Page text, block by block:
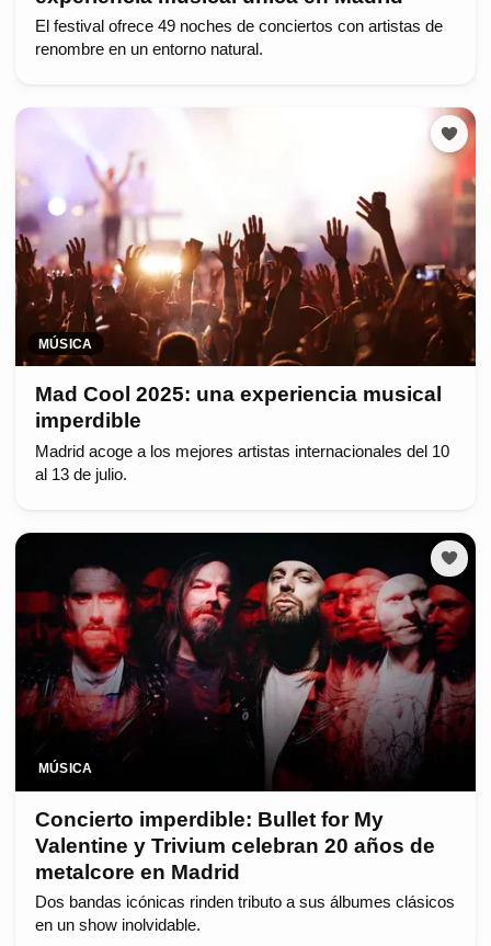
El festival ofrece 49 noches de conciertos con artistas de
renombre en un entorno natural.
MÚSICA
Mad Cool 2025: una experiencia musical
imperdible
Madrid acoge a los mejores artistas internacionales del 10
al 13 de julio.
MÚSICA
Concierto imperdible: Bullet for My
Valentine y Trivium celebran 20 años de
metalcore en Madrid
Dos bandas icónicas rinden tributo a sus álbumes clásicos
en un show inolvidable.